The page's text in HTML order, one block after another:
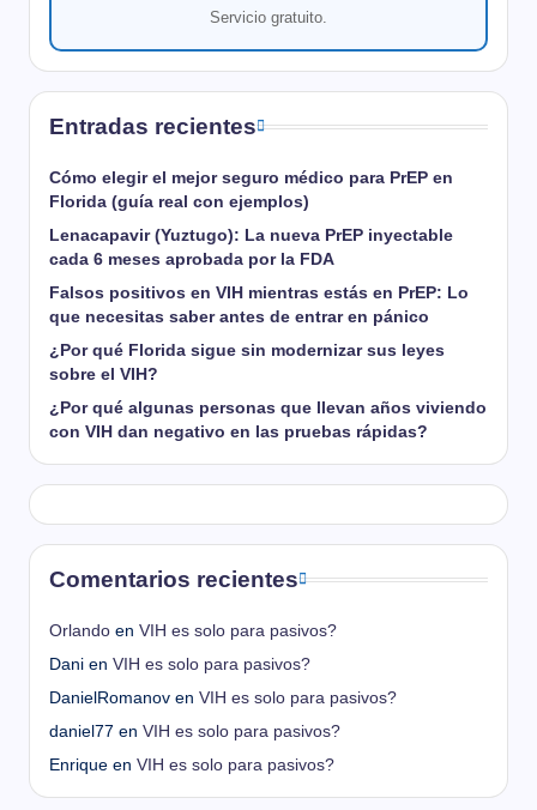
Servicio gratuito.
Entradas recientes
Cómo elegir el mejor seguro médico para PrEP en
Florida (guía real con ejemplos)
Lenacapavir (Yuztugo): La nueva PrEP inyectable
cada 6 meses aprobada por la FDA
Falsos positivos en VIH mientras estás en PrEP: Lo
que necesitas saber antes de entrar en pánico
¿Por qué Florida sigue sin modernizar sus leyes
sobre el VIH?
¿Por qué algunas personas que llevan años viviendo
con VIH dan negativo en las pruebas rápidas?
Comentarios recientes
Orlando en VIH es solo para pasivos?
Dani en VIH es solo para pasivos?
DanielRomanov en VIH es solo para pasivos?
daniel77 en VIH es solo para pasivos?
Enrique en VIH es solo para pasivos?